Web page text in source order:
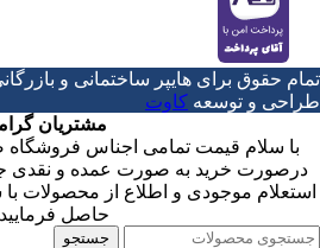
تمام حقوق برای هایپر ساختمانی و
طراحی و توسعه کاوت
مشتریان
با سلام قیمت تمامی اجناس
درصورت خرید به صورت عمده و نقدی
حاصل فرمایید
جستجو